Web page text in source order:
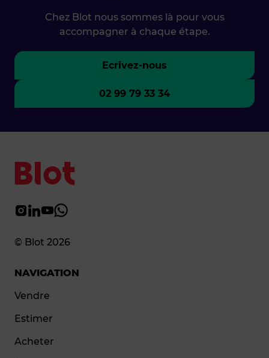
Chez Blot nous sommes là pour vous
accompagner à chaque étape.
Ecrivez-nous
02 99 79 33 34
© Blot 2026
NAVIGATION
Vendre
Estimer
Acheter